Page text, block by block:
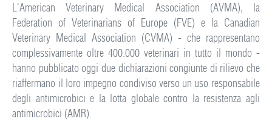
L'American Veterinary Medical Association (AVMA), la
Federation of Veterinarians of Europe (FVE) e la Canadian
Veterinary Medical Association (CVMA) - che rappresentano
complessivamente oltre 400.000 veterinari in tutto il mondo -
hanno pubblicato oggi due dichiarazioni congiunte di rilievo che
riaffermano il loro impegno condiviso verso un uso responsabile
degli antimicrobici e la lotta globale contro la resistenza agli
antimicrobici (AMR).